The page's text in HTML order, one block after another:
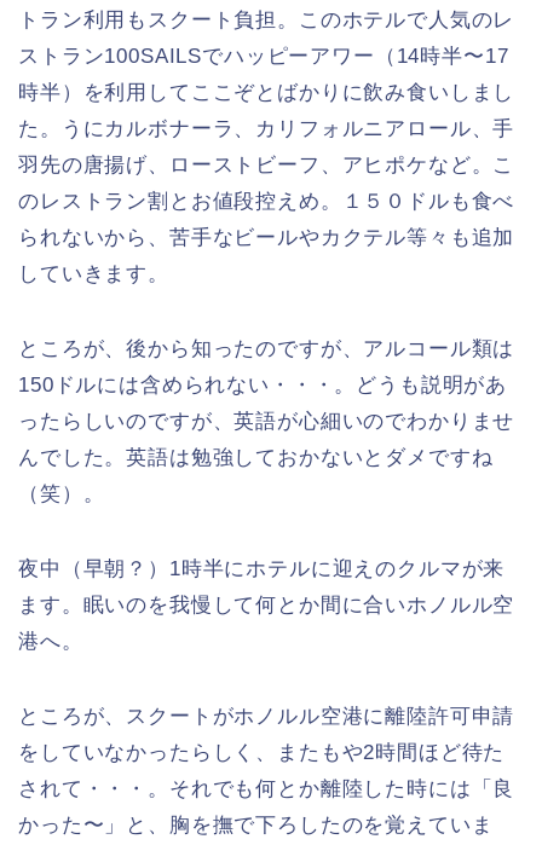
トラン利用もスクート負担。このホテルで人気のレ
ストラン100SAILSでハッピーアワー（14時半〜17
時半）を利用してここぞとばかりに飲み食いしまし
た。うにカルボナーラ、カリフォルニアロール、手
羽先の唐揚げ、ローストビーフ、アヒポケなど。こ
のレストラン割とお値段控えめ。１５０ドルも食べ
られないから、苦手なビールやカクテル等々も追加
していきます。
ところが、後から知ったのですが、アルコール類は
150ドルには含められない・・・。どうも説明があ
ったらしいのですが、英語が心細いのでわかりませ
んでした。英語は勉強しておかないとダメですね
（笑）。
夜中（早朝？）1時半にホテルに迎えのクルマが来
ます。眠いのを我慢して何とか間に合いホノルル空
港へ。
ところが、スクートがホノルル空港に離陸許可申請
をしていなかったらしく、またもや2時間ほど待た
されて・・・。それでも何とか離陸した時には「良
かった〜」と、胸を撫で下ろしたのを覚えていま